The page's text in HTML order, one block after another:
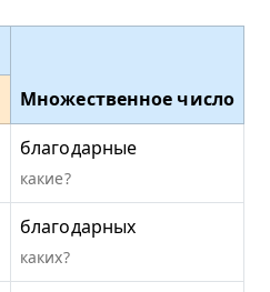
Множественное число
благодарные
какие?
благодарных
каких?